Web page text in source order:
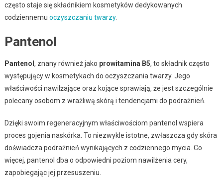
często staje się składnikiem kosmetyków dedykowanych
codziennemu oczyszczaniu twarzy.
Pantenol
Pantenol , znany również jako prowitamina B5, to składnik często
występujący w kosmetykach do oczyszczania twarzy. Jego
właściwości nawilżające oraz kojące sprawiają, że jest szczególnie
polecany osobom z wrażliwą skórą i tendencjami do podrażnień.
Dzięki swoim regeneracyjnym właściwościom pantenol wspiera
proces gojenia naskórka. To niezwykle istotne, zwłaszcza gdy skóra
doświadcza podrażnień wynikających z codziennego mycia. Co
więcej, pantenol dba o odpowiedni poziom nawilżenia cery,
zapobiegając jej przesuszeniu.